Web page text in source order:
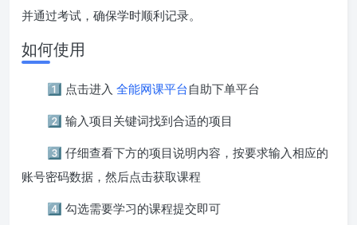
并通过考试，确保学时顺利记录。
如何使用
1️⃣ 点击进入 全能网课平台自助下单平台
2️⃣ 输入项目关键词找到合适的项目
3️⃣ 仔细查看下方的项目说明内容，按要求输入相应的
账号密码数据，然后点击获取课程
4️⃣ 勾选需要学习的课程提交即可